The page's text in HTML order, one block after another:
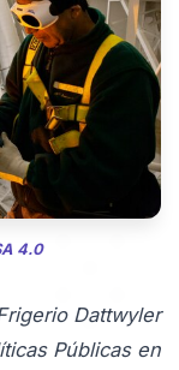
4.0
Dattwyler
Públicas en